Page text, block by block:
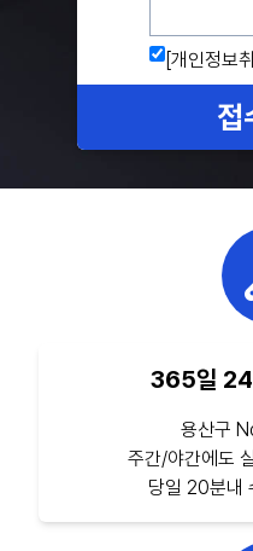
[개인정보
접
365일 24
용산구
주간/야간에도
당일 20분내